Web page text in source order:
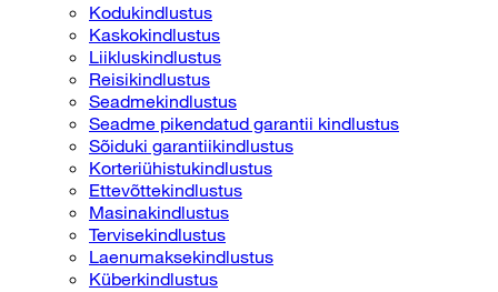
Kodukindlustus
Kaskokindlustus
Liikluskindlustus
Reisikindlustus
Seadmekindlustus
Seadme pikendatud garantii kindlustus
Sõiduki garantiikindlustus
Korteriühistukindlustus
Ettevõttekindlustus
Masinakindlustus
Tervisekindlustus
Laenumaksekindlustus
Küberkindlustus